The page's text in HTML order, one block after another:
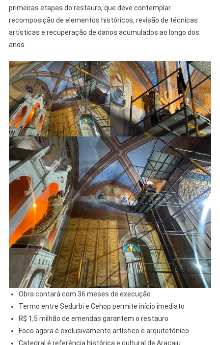
primeiras etapas do restauro, que deve contemplar
recomposição de elementos históricos, revisão de técnicas
artísticas e recuperação de danos acumulados ao longo dos
anos.
Obra contará com 36 meses de execução
Termo entre Sedurbi e Cehop permite início imediato
R$ 1,5 milhão de emendas garantem o restauro
Foco agora é exclusivamente artístico e arquitetônico
Catedral é referência histórica e cultural de Aracaju